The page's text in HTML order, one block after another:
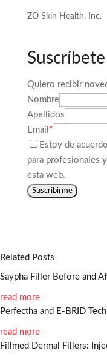
ZO Skin Health, Inc.
Suscríbete
Quiero recibir
Nombre
Apellidos
Email *
Estoy de
para profesionales
esta web.
Suscribirme
Related Posts
Saypha Filler Before and
read more
Perfectha and E-BRID
read more
Fillmed Dermal Fillers: